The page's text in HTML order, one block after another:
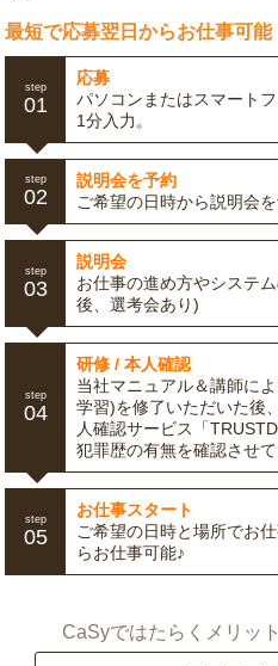
最短で応募翌日からお仕事可能
step
01
応募
パソコンまたはスマート
1分入力。
step
02
説明会を予約
ご希望の日時から説明会
step
03
説明会
お仕事の進め方やシステ
後、選考会あり)
step
04
研修 / 本人確認
当社マニュアル＆講師に
学習)を修了いただいた後
人確認サービス「
犯罪歴の有無を確認させて
step
05
お仕事スタート
ご希望の日時と場所でお
らお仕事可能♪
CaSyではたらくメリッ